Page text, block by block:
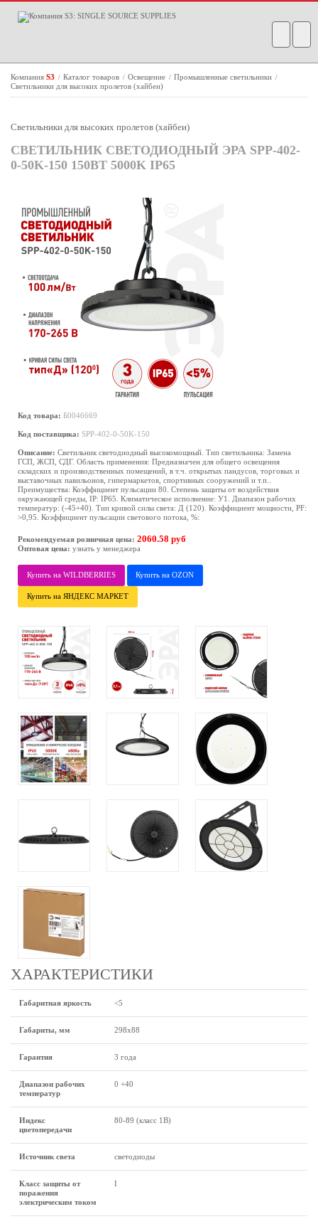
Компания S3 / Каталог товаров / Освещение / Промышленные светильники /
Светильники для высоких пролетов (хайбеи)
Светильники для высоких пролетов (хайбеи)
СВЕТИЛЬНИК СВЕТОДИОДНЫЙ ЭРА SPP-402-
0-50K-150 150ВТ 5000K IP65
Код товара: Б0046669
Код поставщика: SPP-402-0-50K-150
Описание: Светильник светодиодный высокомощный. Тип светильника: Замена
ГСП, ЖСП, СДГ. Область применения: Предназначен для общего освещения
складских и производственных помещений, в т.ч. открытых пандусов, торговых и
выставочных павильонов, гипермаркетов, спортивных сооружений и т.п..
Преимущества: Коэффициент пульсации 80. Степень защиты от воздействия
окружающей среды, IP: IP65. Климатическое исполнение: У1. Диапазон рабочих
температур: (-45+40). Тип кривой силы света: Д (120). Коэффициент мощности, PF:
>0,95. Коэффициент пульсации светового потока, %:
Рекомендуемая розничная цена: 2060.58 руб
Оптовая цена: узнать у менеджера
Купить на WILDBERRIES Купить на OZON
Купить на ЯНДЕКС МАРКЕТ
ХАРАКТЕРИСТИКИ
Габаритная яркость <5
Габариты, мм 298х88
Гарантия 3 года
Диапазон рабочих
температур
0 +40
Индекс
цветопередачи
80-89 (класс 1B)
Источник света светодиоды
Класс защиты от
поражения
электрическим током
I